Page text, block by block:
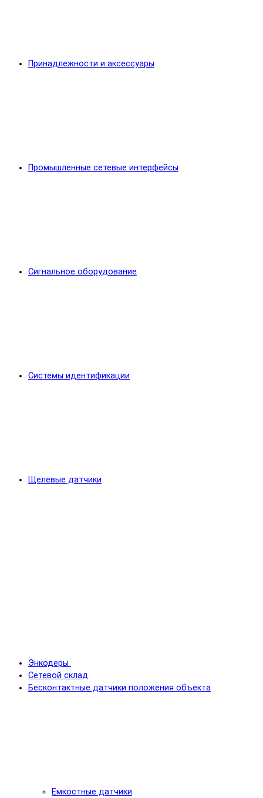
Принадлежности и аксессуары
Промышленные сетевые интерфейсы
Сигнальное оборудование
Системы идентификации
Щелевые датчики
Энкодеры
Сетевой склад
Бесконтактные датчики положения объекта
Емкостные датчики